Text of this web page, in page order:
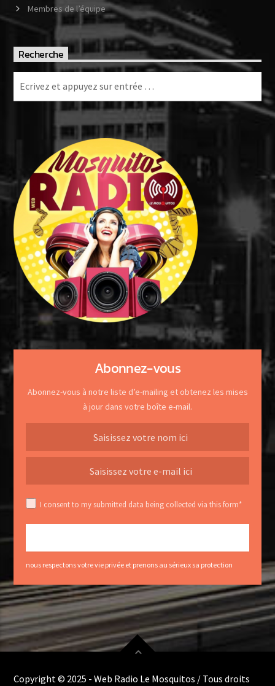
Membres de l’équipe
Recherche
Abonnez-vous
Abonnez-vous à notre liste d’e-mailing et obtenez les mises
à jour dans votre boîte e-mail.
I consent to my submitted data being collected via this form*
nous respectons votre vie privée et prenons au sérieux sa protection
Copyright © 2025 - Web Radio Le Mosquitos / Tous droits